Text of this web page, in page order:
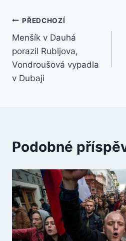
Navigace
pro
příspěvek
PŘEDCHOZÍ
Menšík v Dauhá
porazil Rubljova,
Vondroušová vypadla
v Dubaji
Podobné